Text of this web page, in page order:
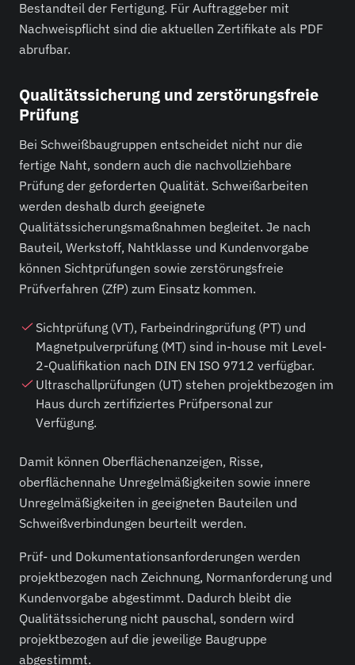
Bestandteil der Fertigung. Für Auftraggeber mit
Nachweispflicht sind die aktuellen Zertifikate als PDF
abrufbar.
Qualitätssicherung und zerstörungsfreie
Prüfung
Bei Schweißbaugruppen entscheidet nicht nur die
fertige Naht, sondern auch die nachvollziehbare
Prüfung der geforderten Qualität. Schweißarbeiten
werden deshalb durch geeignete
Qualitätssicherungsmaßnahmen begleitet. Je nach
Bauteil, Werkstoff, Nahtklasse und Kundenvorgabe
können Sichtprüfungen sowie zerstörungsfreie
Prüfverfahren (ZfP) zum Einsatz kommen.
Sichtprüfung (VT), Farbeindringprüfung (PT) und
Magnetpulverprüfung (MT) sind in-house mit Level-
2-Qualifikation nach DIN EN ISO 9712 verfügbar.
Ultraschallprüfungen (UT) stehen projektbezogen im
Haus durch zertifiziertes Prüfpersonal zur
Verfügung.
Damit können Oberflächenanzeigen, Risse,
oberflächennahe Unregelmäßigkeiten sowie innere
Unregelmäßigkeiten in geeigneten Bauteilen und
Schweißverbindungen beurteilt werden.
Prüf- und Dokumentationsanforderungen werden
projektbezogen nach Zeichnung, Normanforderung und
Kundenvorgabe abgestimmt. Dadurch bleibt die
Qualitätssicherung nicht pauschal, sondern wird
projektbezogen auf die jeweilige Baugruppe
abgestimmt.